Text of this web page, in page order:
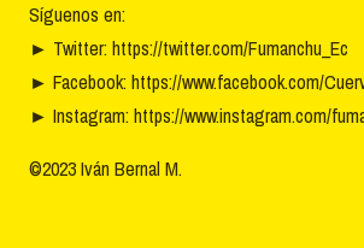
Síguenos en:
► Twitter: https://twitter.com/Fumanchu_Ec
► Facebook: https://www.facebook.com/
► Instagram: https://www.instagram.com/
©2023 Iván Bernal M.